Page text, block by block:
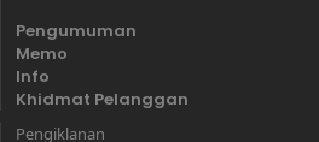
Pengumuman
Memo
Info
Khidmat Pelanggan
Pengiklanan